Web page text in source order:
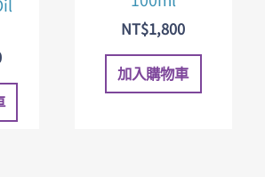
NT$1,800
加入購物車